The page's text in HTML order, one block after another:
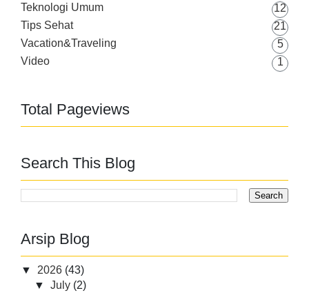
Teknologi Umum
12
Tips Sehat
21
Vacation&Traveling
5
Video
1
Total Pageviews
Search This Blog
Arsip Blog
▼ 2026 (43)
▼July (2)